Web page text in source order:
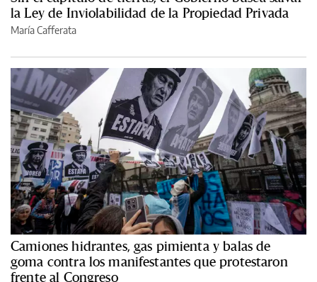
la Ley de Inviolabilidad de la Propiedad Privada
María Cafferata
Camiones hidrantes, gas pimienta y balas de
goma contra los manifestantes que protestaron
frente al Congreso